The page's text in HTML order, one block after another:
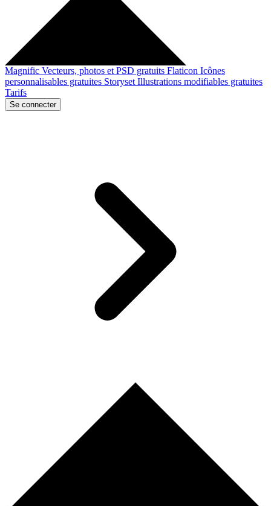
Magnific Vecteurs, photos et PSD gratuits Flaticon Icônes
personnalisables gratuites Storyset Illustrations modifiables gratuites
Tarifs
Se connecter